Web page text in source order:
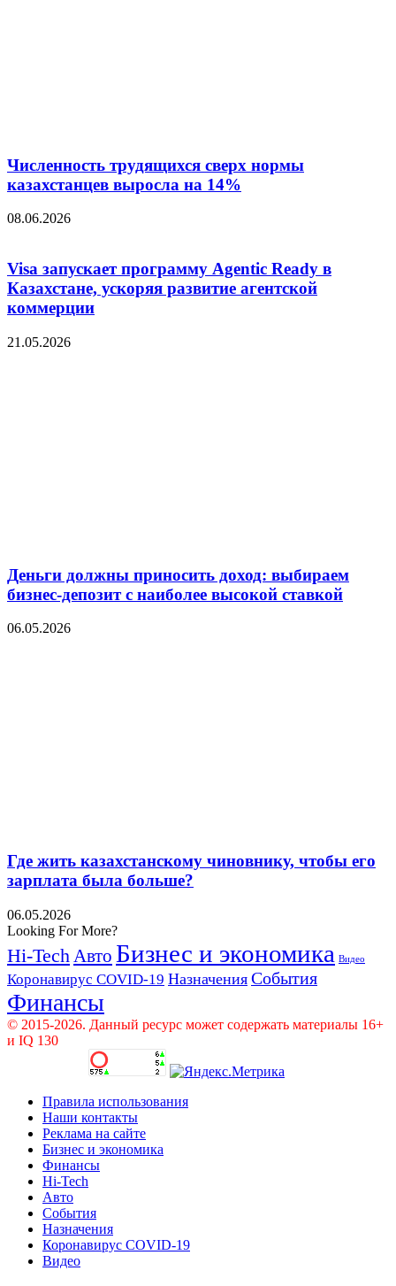
Численность трудящихся сверх нормы
казахстанцев выросла на 14%
08.06.2026
Visa запускает программу Agentic Ready в
Казахстане, ускоряя развитие агентской
коммерции
21.05.2026
Деньги должны приносить доход: выбираем
бизнес-депозит с наиболее высокой ставкой
06.05.2026
Где жить казахстанскому чиновнику, чтобы его
зарплата была больше?
06.05.2026
Looking For More?
Hi-Tech Авто Бизнес и экономика Видео
Коронавирус COVID-19 Назначения События
Финансы
© 2015-2026. Данный ресурс может содержать материалы 16+
и IQ 130
Правила использования
Наши контакты
Реклама на сайте
Бизнес и экономика
Финансы
Hi-Tech
Авто
События
Назначения
Коронавирус COVID-19
Видео